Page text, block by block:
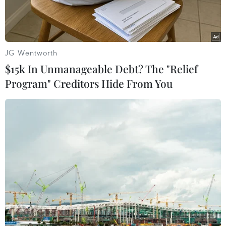
Ông Olaf Scholz, phát biểu tại trụ sở đảng ở Berlin, sau khi kết
quả cuộc bầu cử Quốc hội khóa 20 được công bố, ngày 27/9.
(Ảnh: AFP/TTXVN)
Theo phóng viên TTXVN tại Berlin, Thủ tướng
Đức Angela Merkel đã gửi lời chúc mừng tới
JG Wentworth
$15k In Unmanageable Debt? The "Relief
Program" Creditors Hide From You